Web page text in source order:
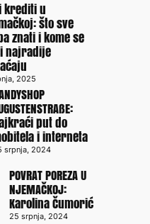
krediti u
što sve
znati i kome se
najradije
2025
put do
i interneta
srpnja, 2024
POVRAT POREZA U
NJEMAČKOJ:
Karolina Čumorić
25 srpnja, 2024